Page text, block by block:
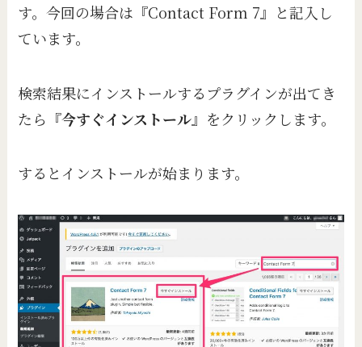
す。今回の場合は『Contact Form 7』と記入し
ています。
検索結果にインストールするプラグインが出てき
たら『今すぐインストール』をクリックします。
するとインストールが始まります。